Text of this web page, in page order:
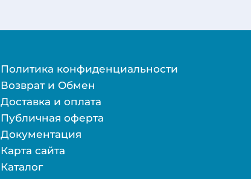
Политика конфиденциальности
Возврат и Обмен
Доставка и оплата
Публичная оферта
Документация
Карта сайта
Каталог